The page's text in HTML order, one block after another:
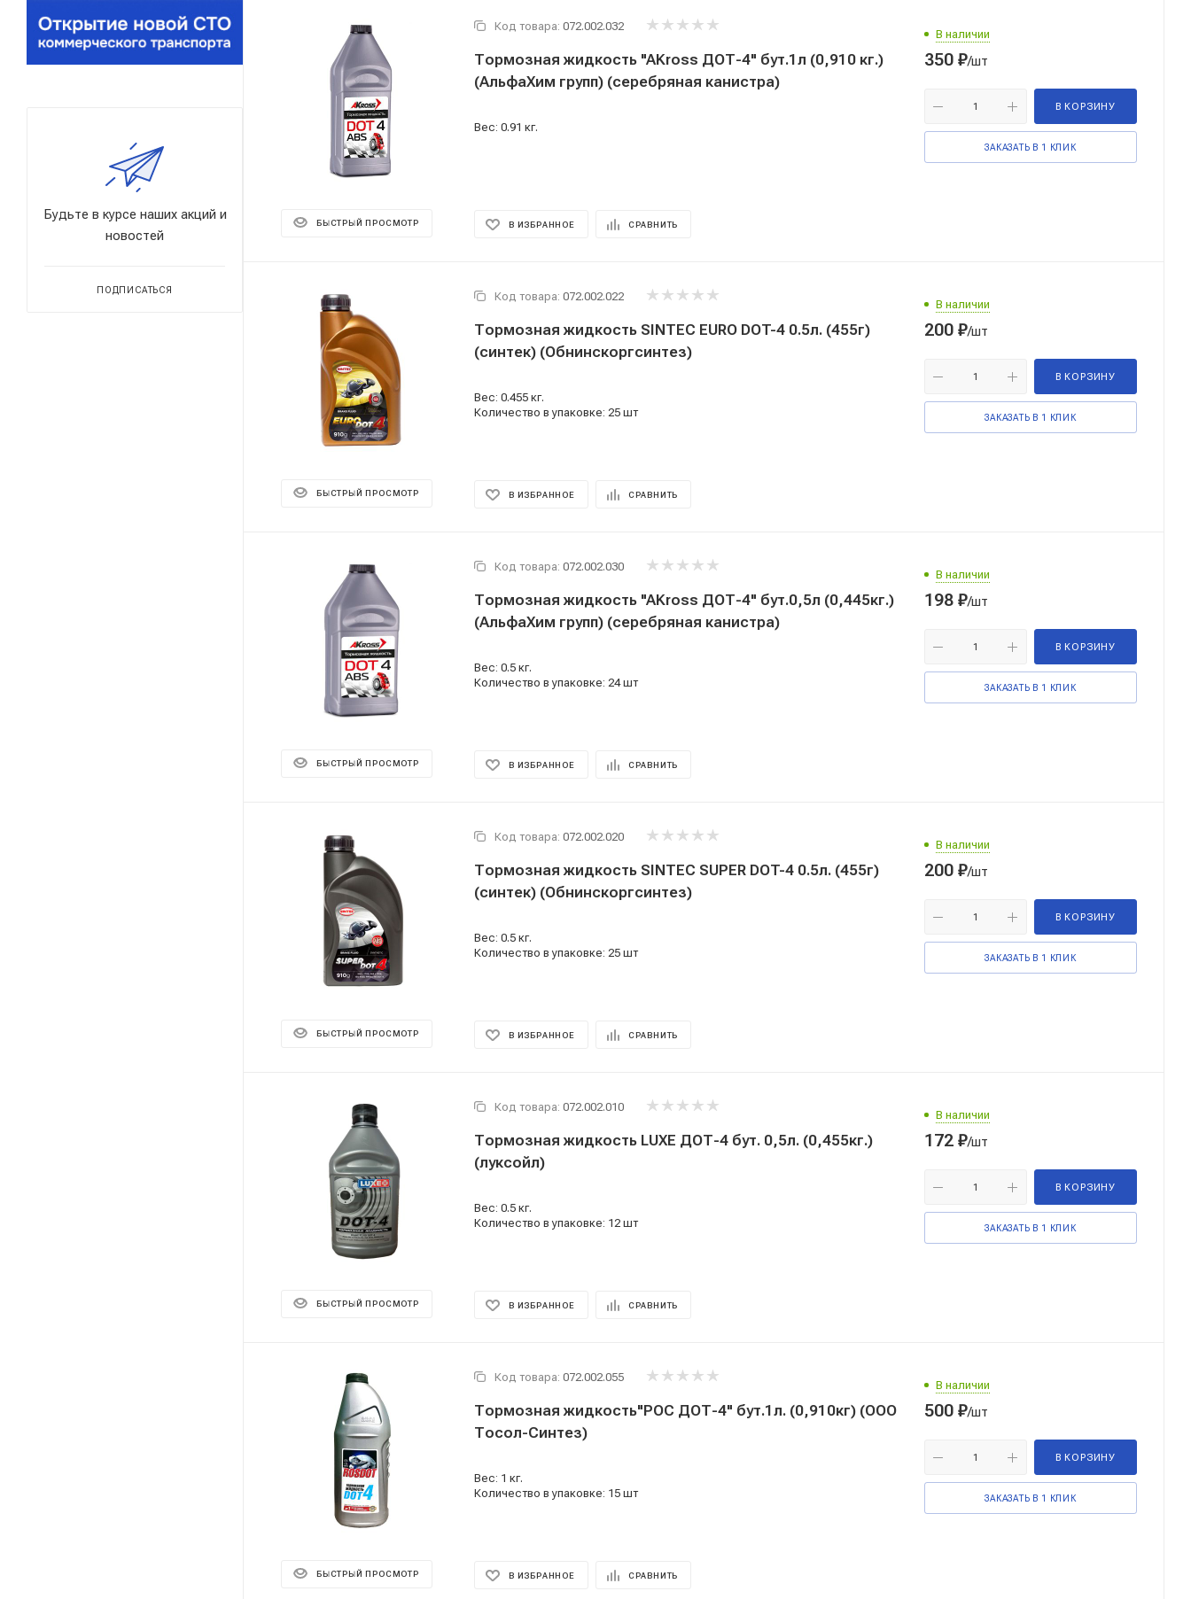
БЫСТРЫЙ ПРОСМОТР
Код товара: 072.002.032
Тормозная жидкость "AKross ДОТ-4" бут.1л (0,910 кг.)
(АльфаХим групп) (серебряная канистра)
Вес: 0.91 кг.
В ИЗБРАННОЕ СРАВНИТЬ
В наличии
350 ₽/шт
В КОРЗИНУ
ЗАКАЗАТЬ В 1 КЛИК
БЫСТРЫЙ ПРОСМОТР
Код товара: 072.002.022
Тормозная жидкость SINTEC EURO DOT-4 0.5л. (455г)
(синтек) (Обнинскоргсинтез)
Вес: 0.455 кг.
Количество в упаковке: 25 шт
В ИЗБРАННОЕ СРАВНИТЬ
В наличии
200 ₽/шт
В КОРЗИНУ
ЗАКАЗАТЬ В 1 КЛИК
БЫСТРЫЙ ПРОСМОТР
Код товара: 072.002.030
Тормозная жидкость "AKross ДОТ-4" бут.0,5л (0,445кг.)
(АльфаХим групп) (серебряная канистра)
Вес: 0.5 кг.
Количество в упаковке: 24 шт
В ИЗБРАННОЕ СРАВНИТЬ
В наличии
198 ₽/шт
В КОРЗИНУ
ЗАКАЗАТЬ В 1 КЛИК
БЫСТРЫЙ ПРОСМОТР
Код товара: 072.002.020
Тормозная жидкость SINTEC SUPER DOT-4 0.5л. (455г)
(синтек) (Обнинскоргсинтез)
Вес: 0.5 кг.
Количество в упаковке: 25 шт
В ИЗБРАННОЕ СРАВНИТЬ
В наличии
200 ₽/шт
В КОРЗИНУ
ЗАКАЗАТЬ В 1 КЛИК
БЫСТРЫЙ ПРОСМОТР
Код товара: 072.002.010
Тормозная жидкость LUXE ДОТ-4 бут. 0,5л. (0,455кг.)
(луксойл)
Вес: 0.5 кг.
Количество в упаковке: 12 шт
В ИЗБРАННОЕ СРАВНИТЬ
В наличии
172 ₽/шт
В КОРЗИНУ
ЗАКАЗАТЬ В 1 КЛИК
БЫСТРЫЙ ПРОСМОТР
Код товара: 072.002.055
Тормозная жидкость"РОС ДОТ-4" бут.1л. (0,910кг) (ООО
Тосол-Синтез)
Вес: 1 кг.
Количество в упаковке: 15 шт
В ИЗБРАННОЕ СРАВНИТЬ
В наличии
500 ₽/шт
В КОРЗИНУ
ЗАКАЗАТЬ В 1 КЛИК
Будьте в курсе наших акций и
новостей
ПОДПИСАТЬСЯ